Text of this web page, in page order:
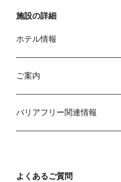
施設の詳細
ホテル情報
ご案内
バリアフリー関連情報
よくあるご質問